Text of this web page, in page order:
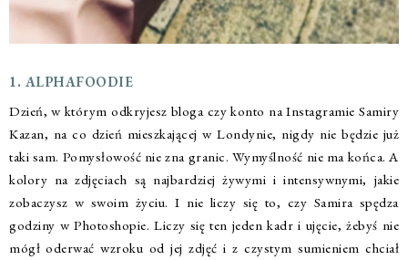
1. ALPHAFOODIE
Dzień, w którym odkryjesz bloga czy konto na Instagramie Samiry
Kazan, na co dzień mieszkającej w Londynie, nigdy nie będzie już
taki sam. Pomysłowość nie zna granic. Wymyślność nie ma końca. A
kolory na zdjęciach są najbardziej żywymi i intensywnymi, jakie
zobaczysz w swoim życiu. I nie liczy się to, czy Samira spędza
godziny w Photoshopie. Liczy się ten jeden kadr i ujęcie, żebyś nie
mógł oderwać wzroku od jej zdjęć i z czystym sumieniem chciał